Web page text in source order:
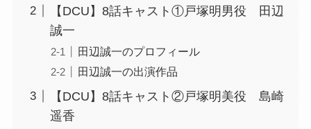
【DCU】8話キャスト①戸塚明男役 田辺
誠一
田辺誠一のプロフィール
田辺誠一の出演作品
【DCU】8話キャスト②戸塚明美役 島崎
遥香